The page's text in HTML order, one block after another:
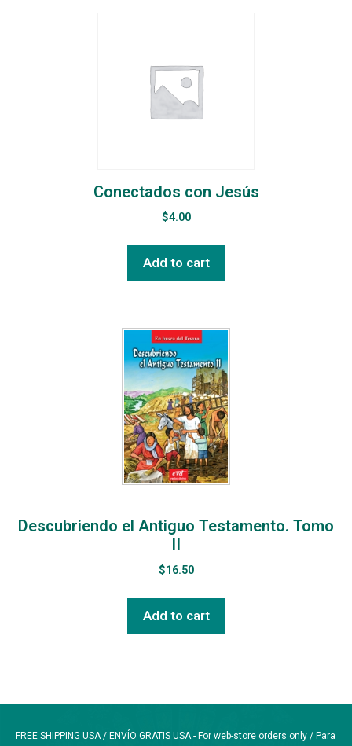
Conectados con Jesús
$4.00
Add to cart
Descubriendo el Antiguo Testamento. Tomo
II
$16.50
Add to cart
FREE SHIPPING USA / ENVÍO GRATIS USA - For web-store orders only / Para